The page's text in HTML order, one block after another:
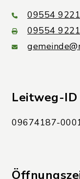
09554
09554
Leitweg-ID
09674187-